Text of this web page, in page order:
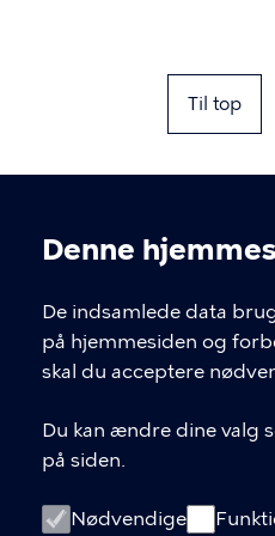
Denne
De indsamlede data
på hjemmesiden og
skal du acceptere
Du kan ændre dine valg
på siden.
Nødvendige
Til top
Kontakt
T
33 66
CVR-